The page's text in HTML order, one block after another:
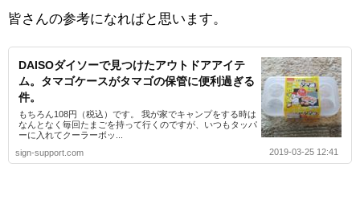
皆さんの参考になればと思います。
DAISOダイソーで見つけたアウトドアアイテ
ム。タマゴケースがタマゴの保管に便利過ぎる
件。
もちろん108円（税込）です。 我が家でキャンプをする時は
なんとなく毎回たまごを持って行くのですが、いつもタッパ
ーに入れてクーラーボッ...
sign-support.com
2019-03-25 12:41